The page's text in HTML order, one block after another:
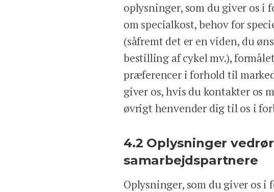
oplysninger, som du giver os
om specialkost, behov for
(såfremt det er en viden, du
bestilling af cykel mv.),
præferencer i forhold til
giver os, hvis du kontakter os
øvrigt henvender dig til os i
4.2 Oplysninger
samarbejdspartnere
Oplysninger, som du giver os i